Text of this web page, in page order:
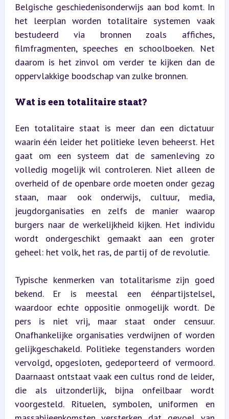
Belgische geschiedenisonderwijs aan bod komt. In
het leerplan worden totalitaire systemen vaak
bestudeerd via bronnen zoals affiches,
filmfragmenten, speeches en schoolboeken. Net
daarom is het zinvol om verder te kijken dan de
oppervlakkige boodschap van zulke bronnen.
Wat is een totalitaire staat?
Een totalitaire staat is meer dan een dictatuur
waarin één leider het politieke leven beheerst. Het
gaat om een systeem dat de samenleving zo
volledig mogelijk wil controleren. Niet alleen de
overheid of de openbare orde moeten onder gezag
staan, maar ook onderwijs, cultuur, media,
jeugdorganisaties en zelfs de manier waarop
burgers naar de werkelijkheid kijken. Het individu
wordt ondergeschikt gemaakt aan een groter
geheel: het volk, het ras, de partij of de revolutie.
Typische kenmerken van totalitarisme zijn goed
bekend. Er is meestal een éénpartijstelsel,
waardoor echte oppositie onmogelijk wordt. De
pers is niet vrij, maar staat onder censuur.
Onafhankelijke organisaties verdwijnen of worden
gelijkgeschakeld. Politieke tegenstanders worden
vervolgd, opgesloten, gedeporteerd of vermoord.
Daarnaast ontstaat vaak een cultus rond de leider,
die als uitzonderlijk, bijna onfeilbaar wordt
voorgesteld. Rituelen, symbolen, uniformen en